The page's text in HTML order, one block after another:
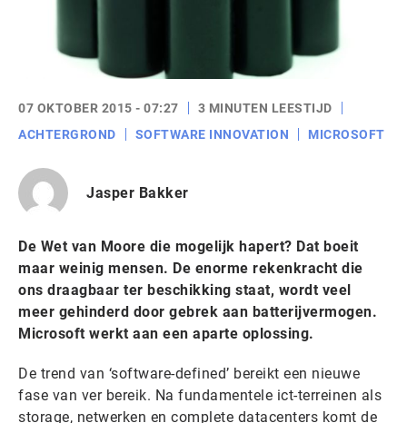
07 OKTOBER 2015 - 07:27
3 MINUTEN LEESTIJD
ACHTERGROND
SOFTWARE INNOVATION MICROSOFT
Jasper Bakker
De Wet van Moore die mogelijk hapert? Dat boeit
maar weinig mensen. De enorme rekenkracht die
ons draagbaar ter beschikking staat, wordt veel
meer gehinderd door gebrek aan batterijvermogen.
Microsoft werkt aan een aparte oplossing.
De trend van ‘software-defined’ bereikt een nieuwe
fase van ver bereik. Na fundamentele ict-terreinen als
storage, netwerken en complete datacenters komt de